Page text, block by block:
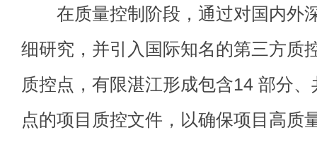
在质量控制阶段，通过对国内外
细研究，并引入国际知名的第三方质
质控点，有限湛江形成包含14 部分
点的项目质控文件，以确保项目高质